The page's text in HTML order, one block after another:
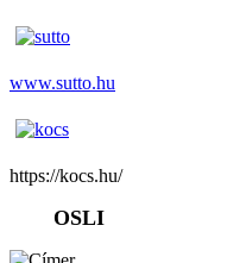
www.sutto.hu
https://kocs.hu/
OSLI